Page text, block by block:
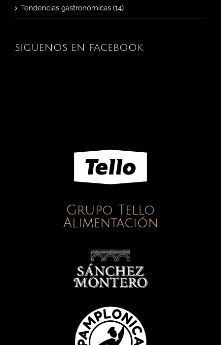
Tendencias gastronómicas (14)
SIGUENOS EN FACEBOOK
Grupo Tello
Alimentación